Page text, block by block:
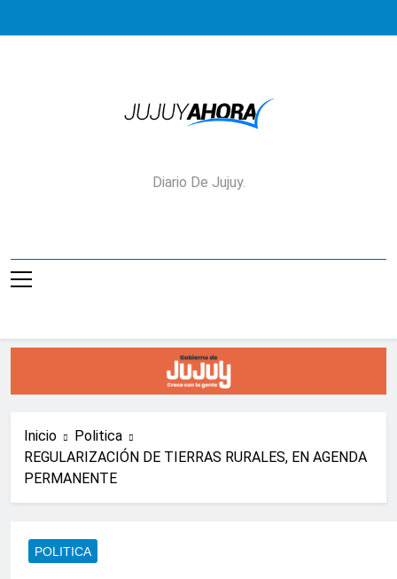
Jujuy Ahora!
Diario De Jujuy.
Inicio
Politica
REGULARIZACIÓN DE TIERRAS RURALES, EN AGENDA
PERMANENTE
POLITICA